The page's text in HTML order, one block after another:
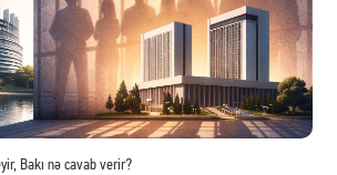
İRANLA TİCARƏT ARTIR
etdiyini göstərir
Bakı nə cavab verir?